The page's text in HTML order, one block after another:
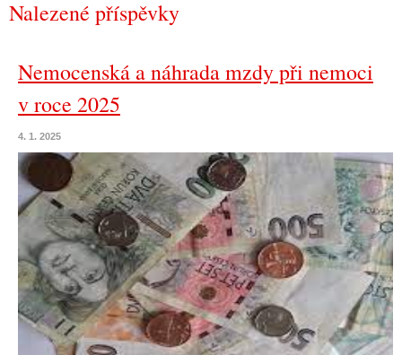
Nalezené příspěvky
Nemocenská a náhrada mzdy při nemoci
v roce 2025
4. 1. 2025